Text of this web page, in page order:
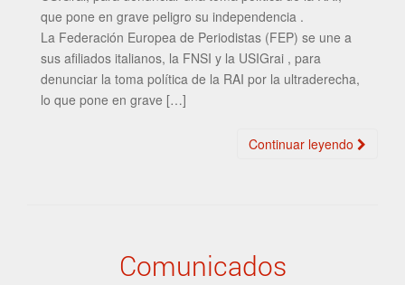
que pone en grave peligro su independencia .
La Federación Europea de Periodistas (FEP) se une a
sus afiliados italianos, la FNSI y la USIGrai , para
denunciar la toma política de la RAI por la ultraderecha,
lo que pone en grave […]
Continuar leyendo
Comunicados